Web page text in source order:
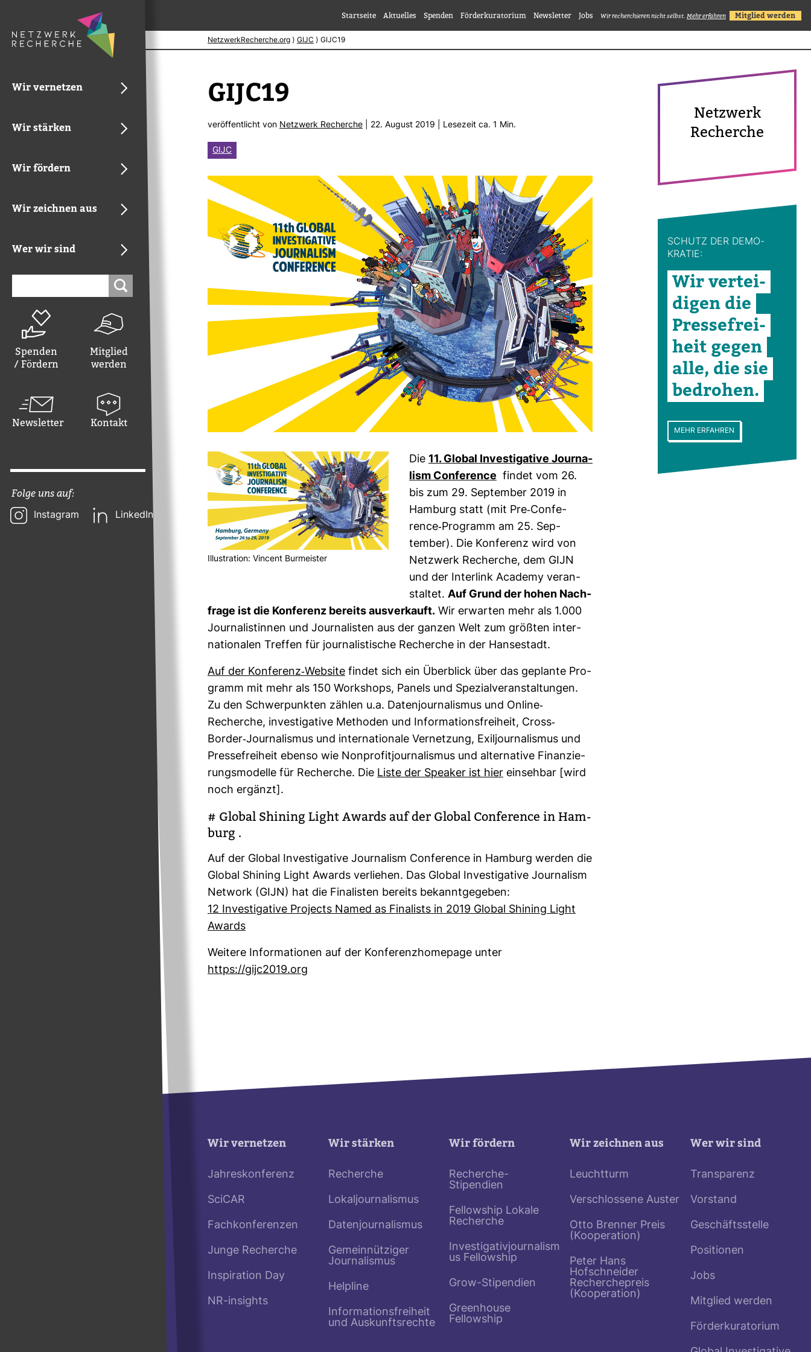
Wir vernetzen
Wir stärken
Wir fördern
Wir zeichnen aus
Wer wir sind
Spenden
/ Fördern
Mitglied
werden
Newsletter Kontakt
Folge uns auf:
Instagram LinkedIn
Startseite Aktuelles Spenden Förderkuratorium Newsletter Jobs Wir recherchieren nicht selbst. Mehr erfahren Mitglied werden
NetzwerkRecherche.org ⟩ GIJC ⟩ GIJC19
GIJC19
ver­öf­fent­licht von Netz­werk Recherche | 22. August 2019 | Lese­zeit ca. 1 Min.
GIJC
Illus­tra­tion: Vin­cent Bur­meister
Die 11. Global Inves­ti­ga­tive Jour­na­
lism Con­fe­rence findet vom 26.
bis zum 29. Sep­tember 2019 in
Ham­burg statt (mit Pre-​Con­fe­
rence-​Pro­gramm am 25. Sep­
tember). Die Kon­fe­renz wird von
Netz­werk Recherche, dem GIJN
und der Inter­link Aca­demy ver­an­
staltet. Auf Grund der hohen Nach­
frage ist die Kon­fe­renz bereits aus­ver­kauft. Wir erwarten mehr als 1.000
Jour­na­lis­tinnen und Jour­na­listen aus der ganzen Welt zum größten inter­
na­tio­nalen Treffen für jour­na­lis­ti­sche Recherche in der Han­se­stadt.
Auf der Kon­fe­renz-​Web­site findet sich ein Über­blick über das geplante Pro­
gramm mit mehr als 150 Work­shops, Panels und Spe­zi­al­ver­an­stal­tungen.
Zu den Schwer­punkten zählen u.a. Daten­jour­na­lismus und Online-​
Recherche, inves­ti­ga­tive Methoden und Infor­ma­ti­ons­frei­heit, Cross-​
Border-​Jour­na­lismus und inter­na­tio­nale Ver­net­zung, Exil­jour­na­lismus und
Pres­se­frei­heit ebenso wie Non­pro­fit­jour­na­lismus und alter­na­tive Finan­zie­
rungs­mo­delle für Recherche. Die Liste der Spe­aker ist hier ein­sehbar [wird
noch ergänzt].
# Global Shi­ning Light Awards auf der Global Con­fe­rence in Ham­
burg .
Auf der Global Inves­ti­ga­tive Jour­na­lism Con­fe­rence in Ham­burg werden die
Global Shi­ning Light Awards ver­liehen. Das Global Inves­ti­ga­tive Jour­na­lism
Net­work (GIJN) hat die Fina­listen bereits bekannt­ge­geben:
12 Inves­ti­ga­tive Pro­jects Named as Fina­lists in 2019 Global Shi­ning Light
Awards
Wei­tere Infor­ma­tionen auf der Kon­fe­renz­home­page unter
https://gijc2019.org
Netz­werk
Recherche
SCHUTZ DER DEMO­
KRATIE:
Wir ver­tei­
digen die
Pres­se­frei­
heit gegen
alle, die sie
bedrohen.
MEHR ERFAHREN
Wir vernetzen
Jahreskonferenz
SciCAR
Fachkonferenzen
Junge Recherche
Inspiration Day
NR-insights
Wir stärken
Recherche
Lokaljournalismus
Datenjournalismus
Gemeinnütziger
Journalismus
Helpline
Informationsfreiheit
und Auskunftsrechte
Wir fördern
Recherche-
Stipendien
Fellowship Lokale
Recherche
Investigativjournalism
us Fellowship
Grow-Stipendien
Greenhouse
Fellowship
Wir zeichnen aus
Leuchtturm
Verschlossene Auster
Otto Brenner Preis
(Kooperation)
Peter Hans
Hofschneider
Recherchepreis
(Kooperation)
Wer wir sind
Transparenz
Vorstand
Geschäftsstelle
Positionen
Jobs
Mitglied werden
Förderkuratorium